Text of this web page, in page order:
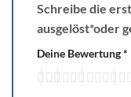
Schreibe die
ausgelöst*oder
Deine Bewertung*